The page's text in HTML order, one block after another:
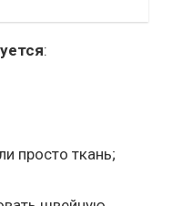
:
просто ткань;